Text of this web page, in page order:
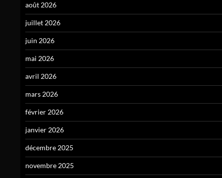
août 2026
juillet 2026
juin 2026
mai 2026
avril 2026
mars 2026
février 2026
janvier 2026
décembre 2025
novembre 2025